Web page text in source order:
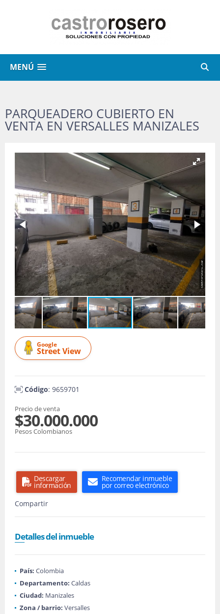
MENÚ
PARQUEADERO CUBIERTO EN
VENTA EN VERSALLES MANIZALES
Google
Street View
Código: 9659701
Precio de venta
$30.000.000
Pesos Colombianos
Descargar
información
Recomendar inmueble
por correo electrónico
Compartir
Detalles del inmueble
País: Colombia
Departamento: Caldas
Ciudad: Manizales
Zona / barrio: Versalles